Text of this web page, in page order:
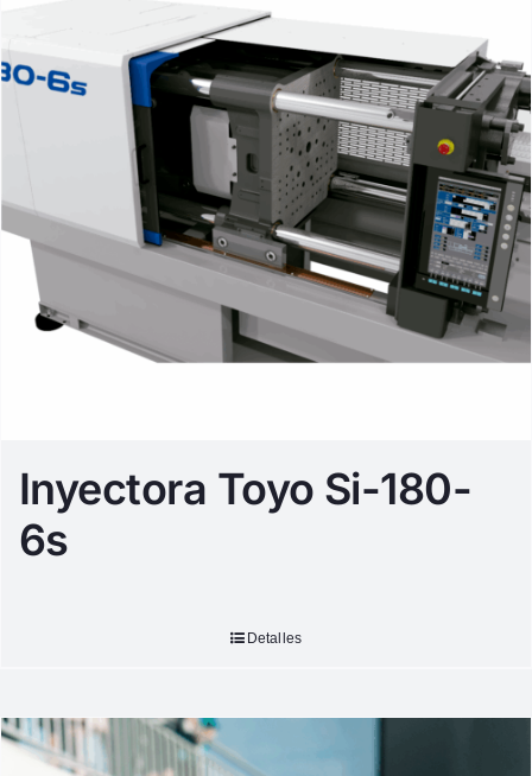
Inyectora Toyo Si-180-
6s
Detalles